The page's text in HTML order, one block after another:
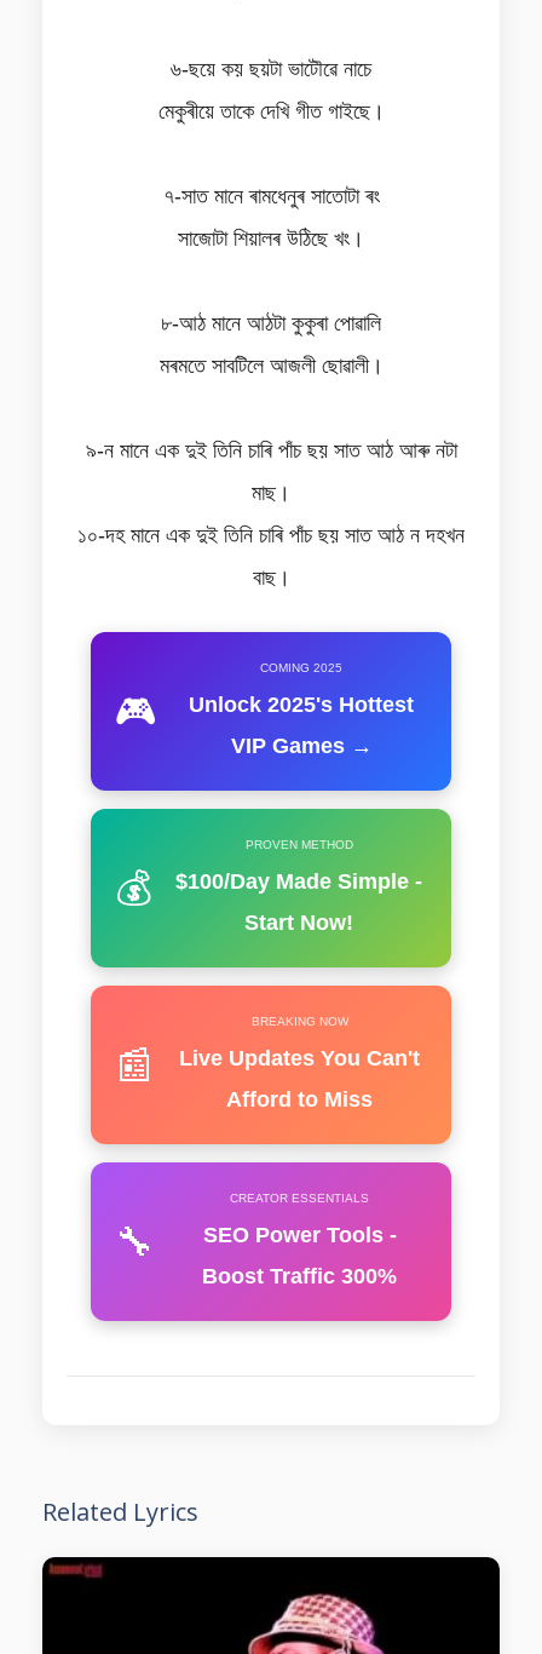
৬-ছয়ে কয় ছয়টা ভাটৌৱে নাচে
মেকুৰীয়ে তাকে দেখি গীত গাইছে।
৭-সাত মানে ৰামধেনুৰ সাতোটা ৰং
সাজোটা শিয়ালৰ উঠিছে খং।
৮-আঠ মানে আঠটা কুকুৰা পোৱালি
মৰমতে সাবটিলে আজলী ছোৱালী।
৯-ন মানে এক দুই তিনি চাৰি পাঁচ ছয় সাত আঠ আৰু নটা
মাছ।
১০-দহ মানে এক দুই তিনি চাৰি পাঁচ ছয় সাত আঠ ন দহখন
বাছ।
🎮
COMING 2025
Unlock 2025's Hottest
VIP Games →
💰
PROVEN METHOD
$100/Day Made Simple -
Start Now!
📰
BREAKING NOW
Live Updates You Can't
Afford to Miss
🔧
CREATOR ESSENTIALS
SEO Power Tools -
Boost Traffic 300%
Related Lyrics